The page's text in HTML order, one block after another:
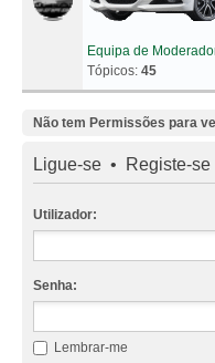
Equipa de
Tópicos: 45
Não tem Permissões para
Ligue-se • Registe-se
Utilizador:
Senha:
Lembrar-me